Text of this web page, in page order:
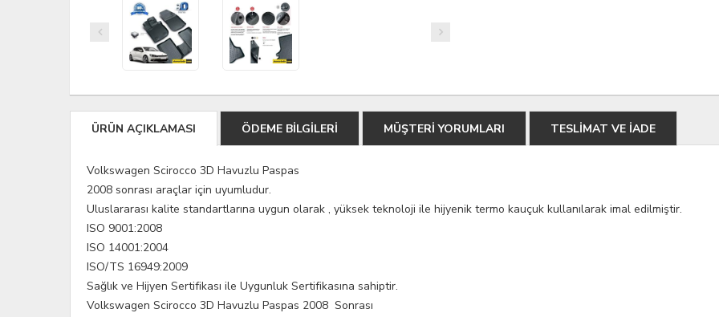
ÜRÜN AÇIKLAMASI ÖDEME BİLGİLERİ MÜŞTERİ YORUMLARI TESLİMAT VE İADE
Volkswagen Scirocco 3D Havuzlu Paspas
2008 sonrası araçlar için uyumludur.
Uluslararası kalite standartlarına uygun olarak , yüksek teknoloji ile hijyenik termo kauçuk kullanılarak imal edilmiştir.
ISO 9001:2008
ISO 14001:2004
ISO/TS 16949:2009
Sağlık ve Hijyen Sertifikası ile Uygunluk Sertifikasına sahiptir.
Volkswagen Scirocco 3D Havuzlu Paspas 2008 Sonrası